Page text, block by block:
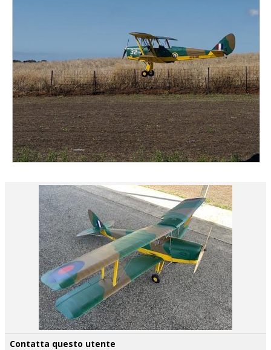
Contatta questo utente